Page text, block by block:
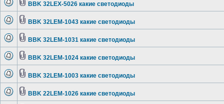
BBK 32LEX-5026 какие светодиоды
BBK 32LEM-1043 какие светодиоды
BBK 32LEM-1031 какие светодиоды
BBK 32LEM-1024 какие светодиоды
BBK 32LEM-1003 какие светодиоды
BBK 22LEM-1026 какие светодиоды